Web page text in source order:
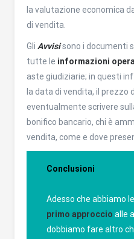
la valutazione economica
di vendita.
Gli Avvisisono i documenti
tutte le informazioni
aste giudiziarie; in questi
la data di vendita, il prezzo
eventualmente scrivere
bonifico bancario, chi è
vendita, come e dove
Conclusioni
Adesso che abbiamo
primo approccio alle
dobbiamo fare altro